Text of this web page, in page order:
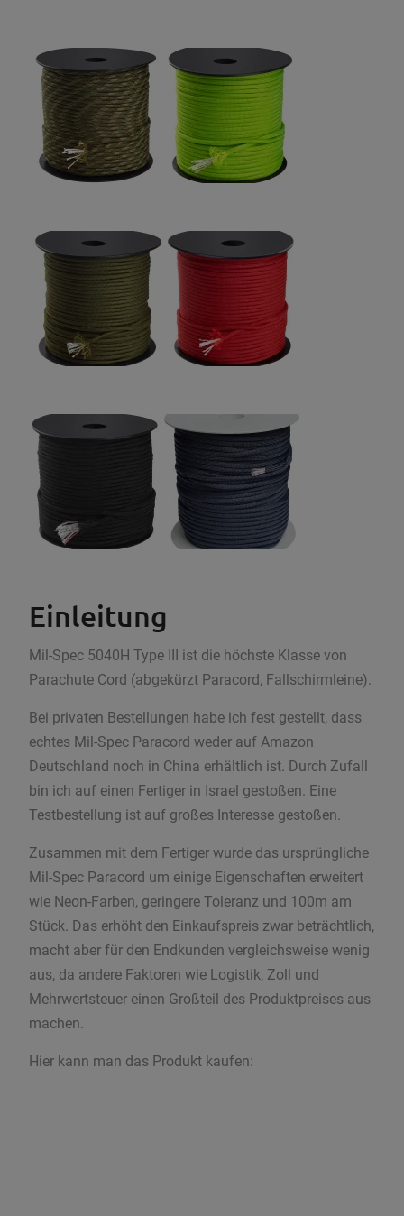
Einleitung
Mil-Spec 5040H Type III ist die höchste Klasse von
Parachute Cord (abgekürzt Paracord, Fallschirmleine).
Bei privaten Bestellungen habe ich fest gestellt, dass
echtes Mil-Spec Paracord weder auf Amazon
Deutschland noch in China erhältlich ist. Durch Zufall
bin ich auf einen Fertiger in Israel gestoßen. Eine
Testbestellung ist auf großes Interesse gestoßen.
Zusammen mit dem Fertiger wurde das ursprüngliche
Mil-Spec Paracord um einige Eigenschaften erweitert
wie Neon-Farben, geringere Toleranz und 100m am
Stück. Das erhöht den Einkaufspreis zwar beträchtlich,
macht aber für den Endkunden vergleichsweise wenig
aus, da andere Faktoren wie Logistik, Zoll und
Mehrwertsteuer einen Großteil des Produktpreises aus
machen.
Hier kann man das Produkt kaufen: